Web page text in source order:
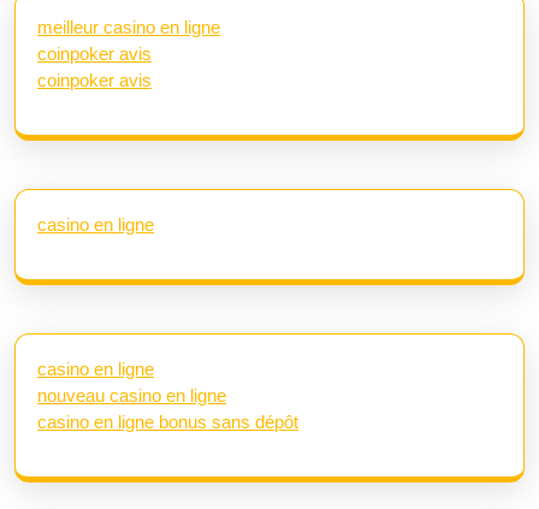
meilleur casino en ligne
coinpoker avis
coinpoker avis
casino en ligne
casino en ligne
nouveau casino en ligne
casino en ligne bonus sans dépôt